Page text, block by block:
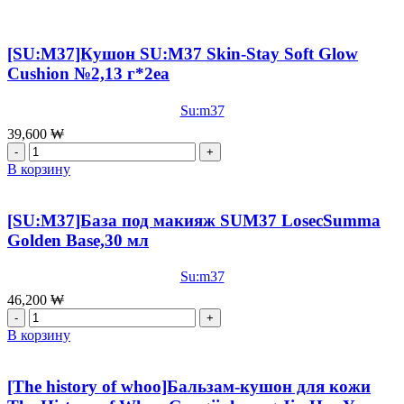
[SU:M37]Кушон SU:M37 Skin-Stay Soft Glow
Cushion №2,13 г*2ea
Su:m37
39,600 ₩
Количество
товара
[SU:M37]Кушон
Skin-
Stay
Soft
№2,13
г*2ea
В корзину
[SU:M37]База под макияж SUM37 LosecSumma
Golden Base,30 мл
Su:m37
46,200 ₩
Количество
товара
макияж
SUM37
В корзину
[The history of whoo]Бальзам-кушон для кожи